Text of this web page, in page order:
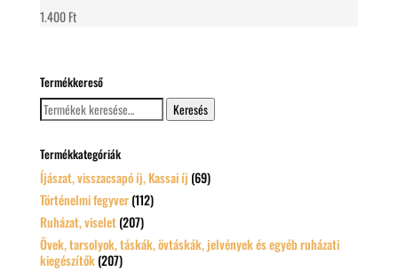
1.400Ft
Termékkereső
Keresés
a
Keresés
Termékkategóriák
Íjászat, visszacsapó íj, Kassai íj (69)
Történelmi fegyver (112)
Ruházat, viselet (207)
Övek, tarsolyok, táskák, övtáskák, jelvények és egyéb ruházati
kiegészítők (207)